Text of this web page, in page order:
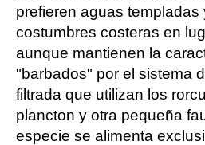
prefieren aguas templadas
costumbres costeras en
aunque mantienen la
"barbados" por el sistema
filtrada que utilizan los
plancton y otra pequeña
especie se alimenta